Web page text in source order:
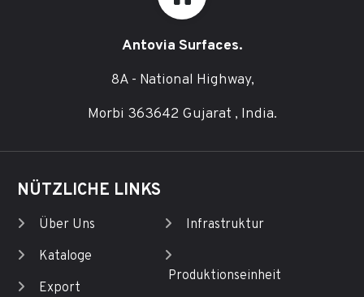
Antovia Surfaces.
8A - National Highway,
Morbi 363642 Gujarat , India.
NÜTZLICHE LINKS
Über Uns
Kataloge
Export
Infrastruktur
Produktionseinheit